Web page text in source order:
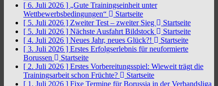
[ 6. Juli 2026 ] „Gute Trainingseinheit unter
Wettbewerbsbedingungen“
Startseite
[ 5. Juli 2026 ] Zweiter Test – zweiter Sieg
Startseite
[ 5. Juli 2026 ] Nächste Ausfahrt Bildstock
Startseite
[ 4. Juli 2026 ] Neues Jahr, neues Glück?!
Startseite
[ 3. Juli 2026 ] Erstes Erfolgserlebnis für neuformierte
Borussen
Startseite
[ 2. Juli 2026 ] Erstes Vorbereitungsspiel: Wieweit trägt die
Trainingsarbeit schon Früchte?
Startseite
[ 1. Juli 2026 ] Fixe Termine für Borussia in der Verbandsliga